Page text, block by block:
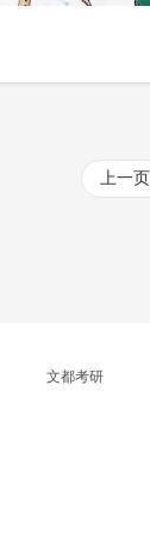
上一页
文都考研